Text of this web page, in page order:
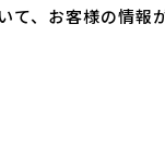
、お客様の情報